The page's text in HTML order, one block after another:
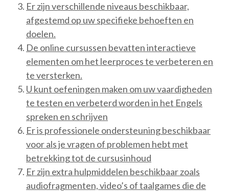
Er zijn verschillende niveaus beschikbaar,
afgestemd op uw specifieke behoeften en
doelen.
De online cursussen bevatten interactieve
elementen om het leerproces te verbeteren en
te versterken.
U kunt oefeningen maken om uw vaardigheden
te testen en verbeterd worden in het Engels
spreken en schrijven
Er is professionele ondersteuning beschikbaar
voor als je vragen of problemen hebt met
betrekking tot de cursusinhoud
Er zijn extra hulpmiddelen beschikbaar zoals
audiofragmenten, video’s of taalgames die de